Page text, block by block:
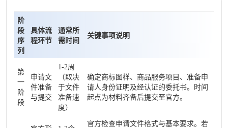
阶
段
序
列
具体流
程环节
通常所
需时间
关键事项说明
第
一
阶
段
申请文
件准备
与提交
1-2周
（取决
于文件
准备速
度）
确定商标图样、商品服务项目、准备申
请人身份证明及经认证的委托书。时间
起点为材料齐备后提交至官方。
官方检查申请文件格式与基本要求。若